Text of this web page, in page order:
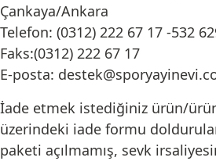
Çankaya/Ankara
Telefon: (0312) 222 67 17 -532
Faks:(0312) 222 67 17
E-posta:
İade etmek istediğiniz ürün/
üzerindeki iade formu
paketi açılmamış, sevk